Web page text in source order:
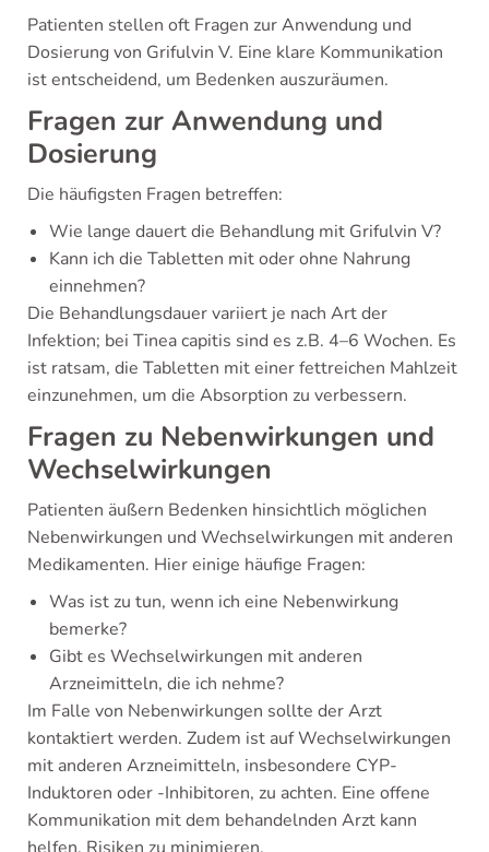
Patienten stellen oft Fragen zur Anwendung und
Dosierung von Grifulvin V. Eine klare Kommunikation
ist entscheidend, um Bedenken auszuräumen.
Fragen zur Anwendung und
Dosierung
Die häufigsten Fragen betreffen:
Wie lange dauert die Behandlung mit Grifulvin V?
Kann ich die Tabletten mit oder ohne Nahrung
einnehmen?
Die Behandlungsdauer variiert je nach Art der
Infektion; bei Tinea capitis sind es z.B. 4–6 Wochen. Es
ist ratsam, die Tabletten mit einer fettreichen Mahlzeit
einzunehmen, um die Absorption zu verbessern.
Fragen zu Nebenwirkungen und
Wechselwirkungen
Patienten äußern Bedenken hinsichtlich möglichen
Nebenwirkungen und Wechselwirkungen mit anderen
Medikamenten. Hier einige häufige Fragen:
Was ist zu tun, wenn ich eine Nebenwirkung
bemerke?
Gibt es Wechselwirkungen mit anderen
Arzneimitteln, die ich nehme?
Im Falle von Nebenwirkungen sollte der Arzt
kontaktiert werden. Zudem ist auf Wechselwirkungen
mit anderen Arzneimitteln, insbesondere CYP-
Induktoren oder -Inhibitoren, zu achten. Eine offene
Kommunikation mit dem behandelnden Arzt kann